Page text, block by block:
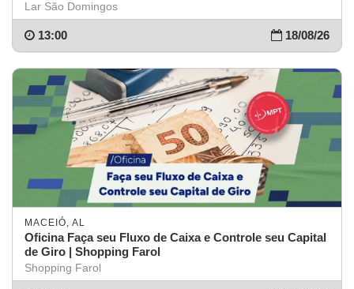
Lar São Domingos
18/08/26
13:00
MACEIÓ, AL
Oficina Faça seu Fluxo de Caixa e Controle seu Capital
de Giro | Shopping Farol
Shopping Farol